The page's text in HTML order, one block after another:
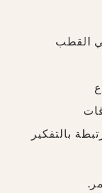
القطب
بالتفكير